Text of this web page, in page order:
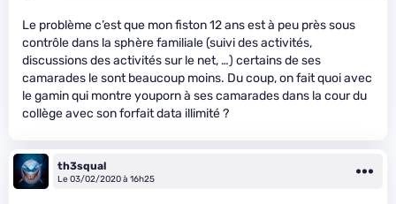
Le problème c’est que mon fiston 12 ans est à peu près sous
contrôle dans la sphère familiale (suivi des activités,
discussions des activités sur le net, …) certains de ses
camarades le sont beaucoup moins. Du coup, on fait quoi avec
le gamin qui montre youporn à ses camarades dans la cour du
collège avec son forfait data illimité ?
th3squal
Le 03/02/2020 à 16h25